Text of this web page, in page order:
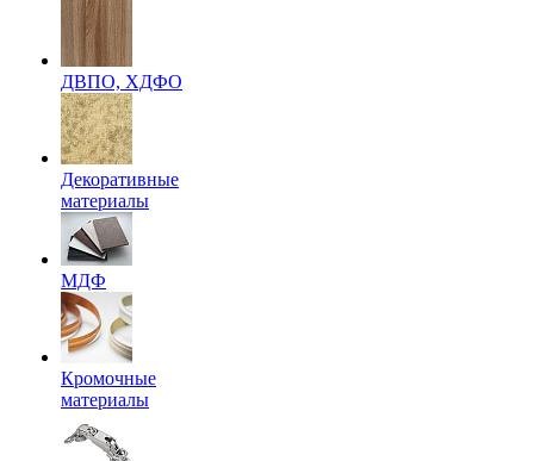
ДВПО, ХДФО
Декоративные
материалы
МДФ
Кромочные
материалы